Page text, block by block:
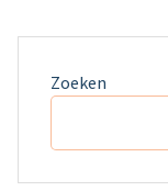
Zoeken